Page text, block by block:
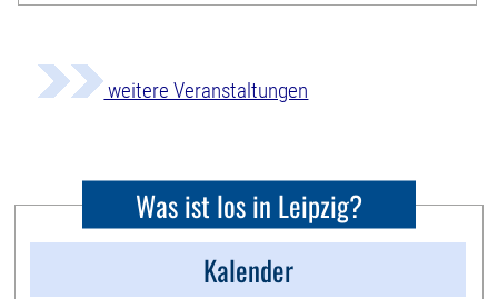
weitere Veranstaltungen
Was ist los in Leipzig?
Kalender